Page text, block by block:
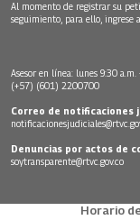
Al momento de registrar su
seguimiento, para ello, ingrese
Asesor en línea: lunes 9:30 a.m.
(+57) (601) 2200700
Correo de notificaciones
Denuncias por actos de
soytransparente@rtvc.gov.co
Horario